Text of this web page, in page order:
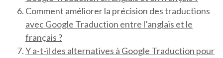
Comment améliorer la précision des traductions
avec Google Traduction entre l’anglais et le
français ?
Y a-t-il des alternatives à Google Traduction pour